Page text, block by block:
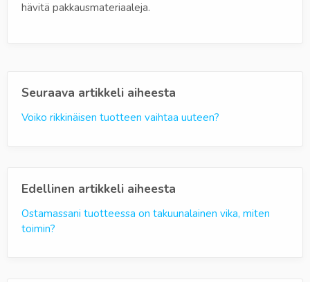
hävitä pakkausmateriaaleja.
Seuraava artikkeli aiheesta
Voiko rikkinäisen tuotteen vaihtaa uuteen?
Edellinen artikkeli aiheesta
Ostamassani tuotteessa on takuunalainen vika, miten
toimin?